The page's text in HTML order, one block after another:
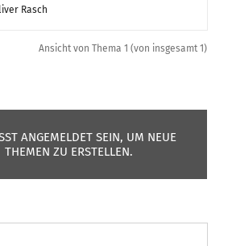
Rasch
Ansicht von Thema 1 (von insgesamt 1)
ANGEMELDET SEIN, UM NEUE
THEMEN ZU ERSTELLEN.